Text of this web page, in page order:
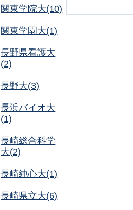
関東学院大(10)
関東学園大(1)
長野県看護大
(2)
長野大(3)
長浜バイオ大
(1)
長崎総合科学
大(2)
長崎純心大(1)
長崎県立大(6)